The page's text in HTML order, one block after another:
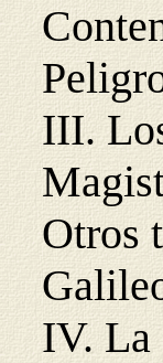
III.
Otros
IV. La